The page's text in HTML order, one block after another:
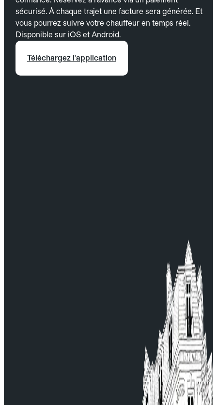
sécurisé. À chaque trajet une facture sera générée. Et
vous pourrez suivre votre chauffeur en temps réel.
Disponible sur iOS et Android.
Téléchargez l'application